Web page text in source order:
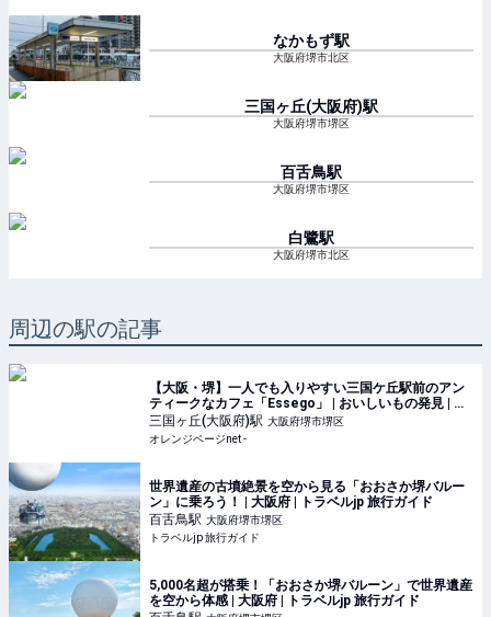
なかもず駅
大阪府堺市北区
三国ヶ丘(大阪府)駅
大阪府堺市堺区
百舌鳥駅
大阪府堺市堺区
白鷺駅
大阪府堺市北区
周辺の駅の記事
【大阪・堺】一人でも入りやすい三国ケ丘駅前のアン
ティークなカフェ「Essego」 | おいしいもの発見 | オ
レンジページnet
三国ヶ丘(大阪府)駅 大阪府堺市堺区
オレンジページnet -
世界遺産の古墳絶景を空から見る「おおさか堺バルー
ン」に乗ろう！ | 大阪府 | トラベルjp 旅行ガイド
百舌鳥駅 大阪府堺市堺区
トラベルjp 旅行ガイド
5,000名超が搭乗！「おおさか堺バルーン」で世界遺産
を空から体感 | 大阪府 | トラベルjp 旅行ガイド